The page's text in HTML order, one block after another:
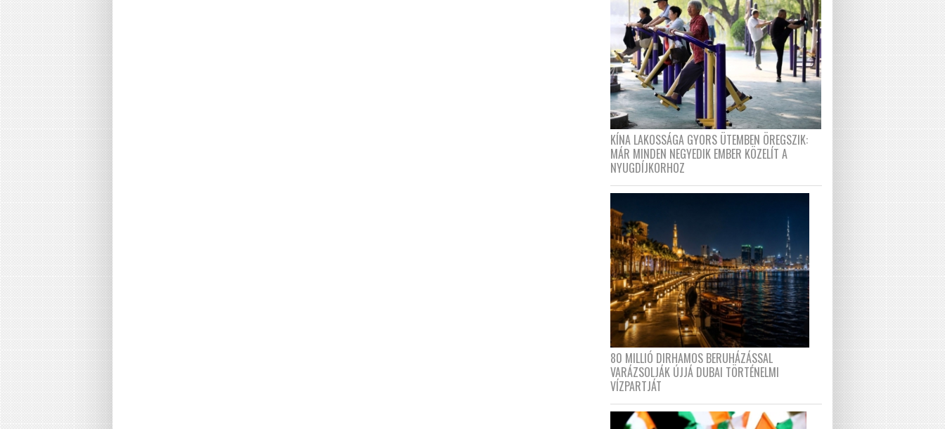
KÍNA LAKOSSÁGA GYORS ÜTEMBEN ÖREGSZIK:
MÁR MINDEN NEGYEDIK EMBER KÖZELÍT A
NYUGDÍJKORHOZ
80 MILLIÓ DIRHAMOS BERUHÁZÁSSAL
VARÁZSOLJÁK ÚJJÁ DUBAI TÖRTÉNELMI
VÍZPARTJÁT